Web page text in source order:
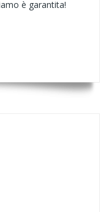
è garantita!